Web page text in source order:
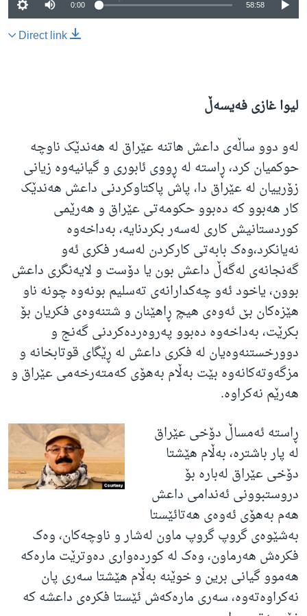
0:00 58:58
Direct link
لیوا غازی فەیسەڵ
لەو دوو ساڵەی داعش هاتنە عێراق لە هەندێک ناوچە
حوکمیان کرد، ڕاستە لە ڕووی ئابوری و گیانیەوە زیانی
زۆرییان لە عێراق دا، پاش پاکتاوکردنی داعش هەندێک
کار هەبوو کە دەبوو حکومەتی عێراق و هەرێمی
کوردستانیش کاری لەسەر بکردنایە، بەداخەوە
نەیانکرد،وەک بابەتی کارکردن لەسەر فکری ئەو
گەنجانەی لەگەڵ داعش بون یا دۆست و لایەنگری داعش
بوون، یاخود ئەو چەکدارانەی تەسلیم بونەوە چونە ناو
هێزەکان بێ ئەوەی هیچ ڕاهێنان و شتنەوەی فکریان بۆ
بکرێت، بەداخەوە دەبوو پەروەردەکردنی گەنج و
دوورخستنەوەیان لە فکری داعش لە ڕێگای قوتابخانە و
مزگەوتەکانەوە بێت بەڵام بەهۆی کەمتەرخەمی عێراق و
هەرێم نەکراوە.
ڕاستە ئەمساڵ دۆخی عێراق
لە پار باشترە، بەڵام هێشتا
دۆخی عێراق لەبارە بۆ
دروستبوونی ئەندامی داعش
هەم بەهۆی ئەوەی هەتائێستا
بەشێوەی گروپ گروپ ماون لەشار و ناوچەکان، وەک
فکرەش هەرماون، وەک لە کوردەواری دەوترێت مارەکە
هەموو گیانی برین و خوێنە بەڵام هێشتا سەری پان
نەکراوەتەوە، سەری مارەکەش ئێستا فکرەی داعشە کە